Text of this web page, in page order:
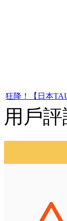
狂降！【日本
用戶評